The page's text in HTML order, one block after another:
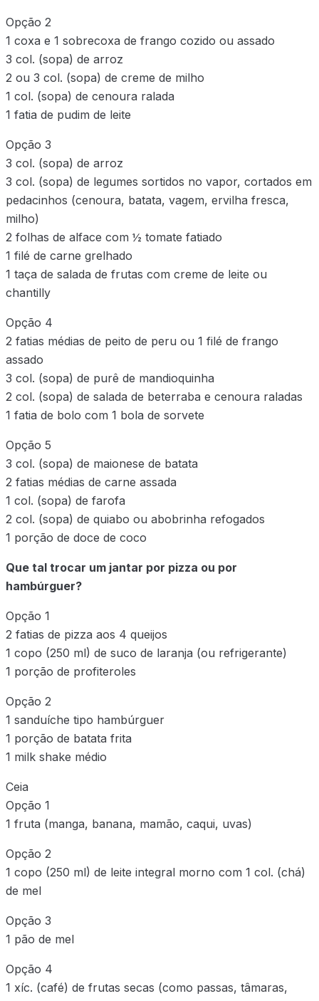
Opção 2
1 coxa e 1 sobrecoxa de frango cozido ou assado
3 col. (sopa) de arroz
2 ou 3 col. (sopa) de creme de milho
1 col. (sopa) de cenoura ralada
1 fatia de pudim de leite
Opção 3
3 col. (sopa) de arroz
3 col. (sopa) de legumes sortidos no vapor, cortados em
pedacinhos (cenoura, batata, vagem, ervilha fresca,
milho)
2 folhas de alface com ½ tomate fatiado
1 filé de carne grelhado
1 taça de salada de frutas com creme de leite ou
chantilly
Opção 4
2 fatias médias de peito de peru ou 1 filé de frango
assado
3 col. (sopa) de purê de mandioquinha
2 col. (sopa) de salada de beterraba e cenoura raladas
1 fatia de bolo com 1 bola de sorvete
Opção 5
3 col. (sopa) de maionese de batata
2 fatias médias de carne assada
1 col. (sopa) de farofa
2 col. (sopa) de quiabo ou abobrinha refogados
1 porção de doce de coco
Que tal trocar um jantar por pizza ou por
hambúrguer?
Opção 1
2 fatias de pizza aos 4 queijos
1 copo (250 ml) de suco de laranja (ou refrigerante)
1 porção de profiteroles
Opção 2
1 sanduíche tipo hambúrguer
1 porção de batata frita
1 milk shake médio
Ceia
Opção 1
1 fruta (manga, banana, mamão, caqui, uvas)
Opção 2
1 copo (250 ml) de leite integral morno com 1 col. (chá)
de mel
Opção 3
1 pão de mel
Opção 4
1 xíc. (café) de frutas secas (como passas, tâmaras,